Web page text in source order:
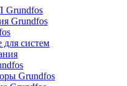
Grundfos
Grundfos
систем
Grundfos